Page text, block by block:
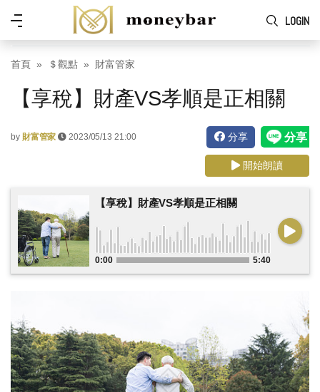
Skip to main content
LOGIN
功
能
表
首頁 ＄觀點 財富管家
【享稅】財產VS孝順是正相關
by 財富管家 2023/05/13 21:00 分享
開始朗讀
【享稅】財產VS孝順是正相關
0:00 5:40